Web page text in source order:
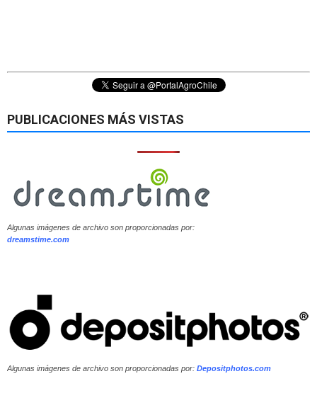
PUBLICACIONES MÁS VISTAS
Algunas imágenes de archivo son proporcionadas por:
dreamstime.com
Algunas imágenes de archivo son proporcionadas por: Depositphotos.com